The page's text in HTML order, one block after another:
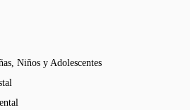
Niños y Adolescentes